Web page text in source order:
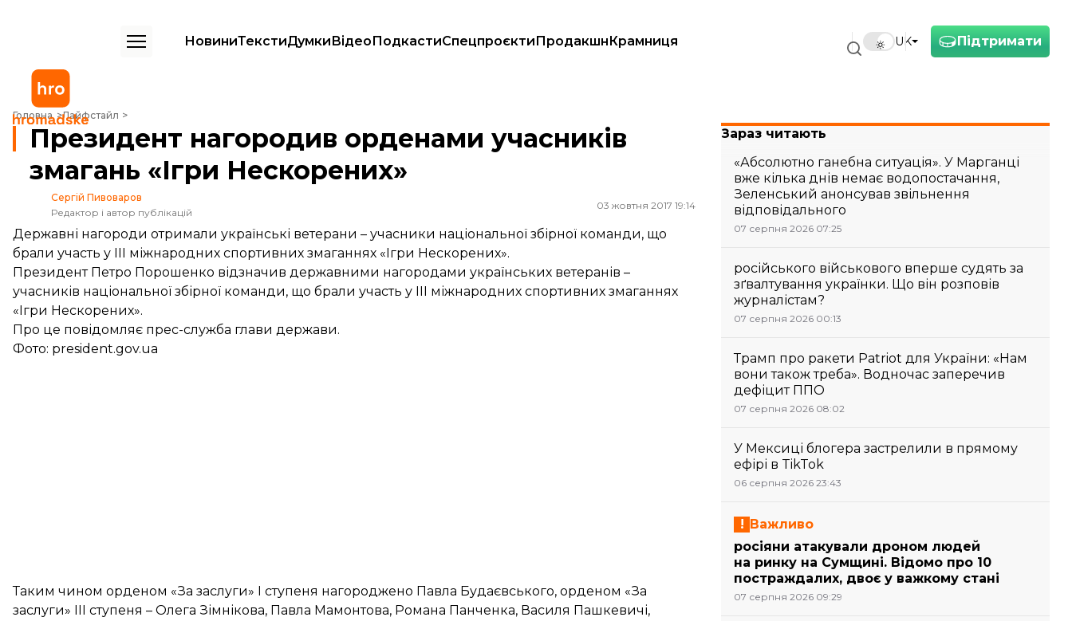
Підтримати
UK
НовиниТекстиДумкиВідеоПодкастиСпецпроєктиПродакшнКрамниця
Головна Лайфстайл
Президент нагородив орденами учасників змагань «Ігри Нескорених»
Президент нагородив орденами учасників
змагань «Ігри Нескорених»
Сергій Пивоваров
Редактор і автор публікацій
03 жовтня 2017 19:14
Державні нагороди отримали українські ветерани – учасники національної збірної команди, що
брали участь у ІІІ міжнародних спортивних змаганнях «Ігри Нескорених».
Президент Петро Порошенко відзначив державними нагородами українських ветеранів –
учасників національної збірної команди, що брали участь у ІІІ міжнародних спортивних змаганнях
«Ігри Нескорених».
Про це повідомляє прес-служба глави держави.
Фото: president.gov.ua
Таким чином орденом «За заслуги» І ступеня нагороджено Павла Будаєвського, орденом «За
заслуги» ІІІ ступеня – Олега Зімнікова, Павла Мамонтова, Романа Панченка, Василя Пашкевичі,
Зараз читають
«Абсолютно ганебна ситуація». У Марганці
вже кілька днів немає водопостачання,
Зеленський анонсував звільнення
відповідального
07 серпня 2026 07:25
російського військового вперше судять за
зґвалтування українки. Що він розповів
журналістам?
07 серпня 2026 00:13
Трамп про ракети Patriot для України: «Нам
вони також треба». Водночас заперечив
дефіцит ППО
07 серпня 2026 08:02
У Мексиці блогера застрелили в прямому
ефірі в TikTok
06 серпня 2026 23:43
Важливо
росіяни атакували дроном людей
на ринку на Сумщині. Відомо про 10
постраждалих, двоє у важкому стані
07 серпня 2026 09:29